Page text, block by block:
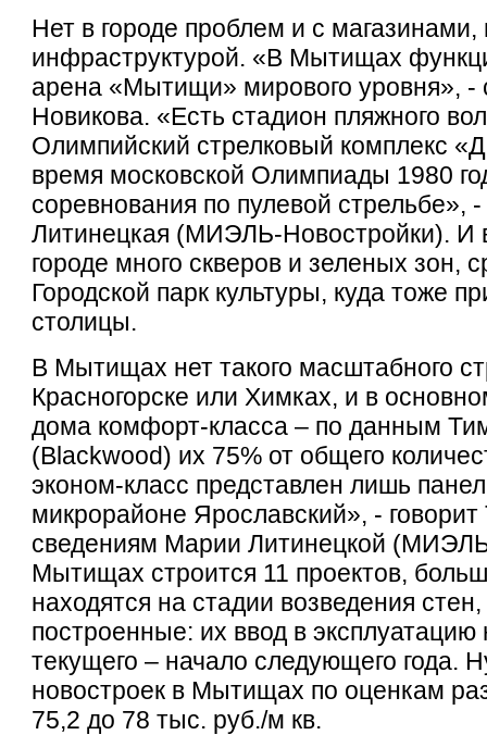
Нет в городе проблем и с магазинами,
инфраструктурой. «В Мытищах
арена «Мытищи» мирового уровня», -
Новикова. «Есть стадион пляжного
Олимпийский стрелковый комплекс
время московской Олимпиады 1980
соревнования по пулевой стрельбе»,
Литинецкая (МИЭЛЬ-Новостройки). И
городе много скверов и зеленых зон,
Городской парк культуры, куда тоже
столицы.
В Мытищах нет такого масштабного
Красногорске или Химках, и в
дома комфорт-класса – по данным
(Blackwood) их 75% от общего
эконом-класс представлен лишь
микрорайоне Ярославский», -
сведениям Марии Литинецкой
Мытищах строится 11 проектов,
находятся на стадии возведения
построенные: их ввод в
текущего – начало следующего года.
новостроек в Мытищах по оценкам
75,2 до 78 тыс. руб./м кв.